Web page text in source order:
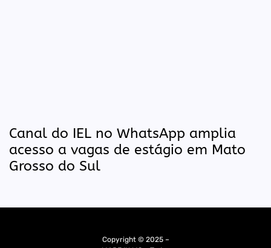
Canal do IEL no WhatsApp amplia
acesso a vagas de estágio em Mato
Grosso do Sul
Copyright © 2025 –